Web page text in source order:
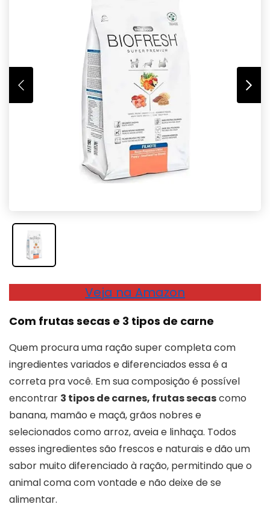
Veja na Amazon
Com frutas secas e 3 tipos de carne
Quem procura uma ração super completa com
ingredientes variados e diferenciados essa é a
correta pra você. Em sua composição é possível
encontrar 3 tipos de carnes, frutas secascomo
banana, mamão e maçã, grãos nobres e
selecionados como arroz, aveia e linhaça. Todos
esses ingredientes são frescos e naturais e dão um
sabor muito diferenciado à ração, permitindo que o
animal coma com vontade e não deixe de se
alimentar.